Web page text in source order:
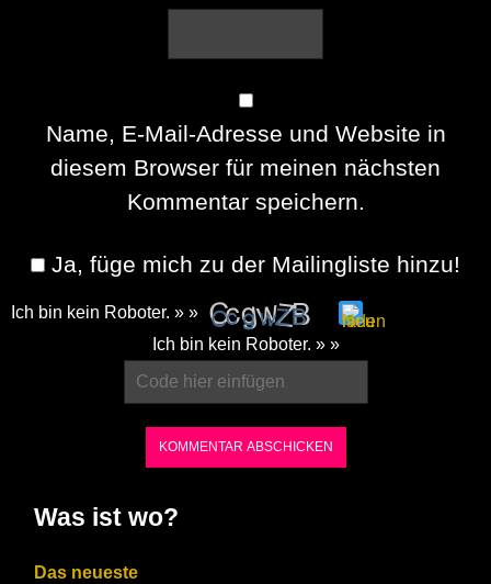
Name, E-Mail-Adresse und Website in
diesem Browser für meinen nächsten
Kommentar speichern.
Ja, füge mich zu der Mailingliste hinzu!
Ich bin kein Roboter. » »
CAPTCHA
Ich bin kein Roboter. » »
Was ist wo?
Das neueste